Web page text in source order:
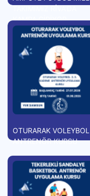
KAMPA GİRİYOR
OTURARAK VOLEYBOL
ANTRENÖR KURSU